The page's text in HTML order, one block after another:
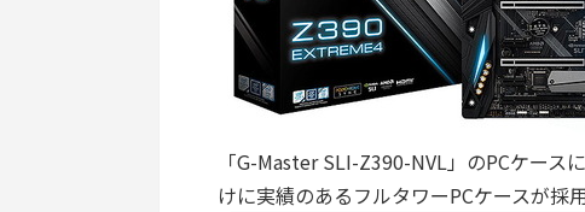
「G-Master SLI-Z390-NVL」のPCケー
けに実績のあるフルタワーPCケースが採